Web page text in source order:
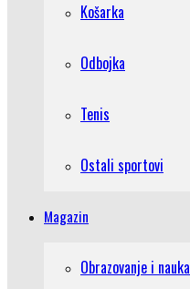
Košarka
Odbojka
Tenis
Ostali sportovi
Magazin
Obrazovanje i nauka